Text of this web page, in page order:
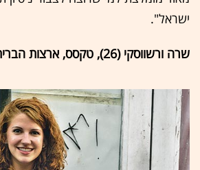
ישראל".
שרה ורשווסקי (26), טקסס, ארצות הברית